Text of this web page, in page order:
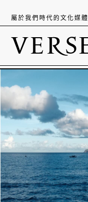
屬於我們時代的文化媒體